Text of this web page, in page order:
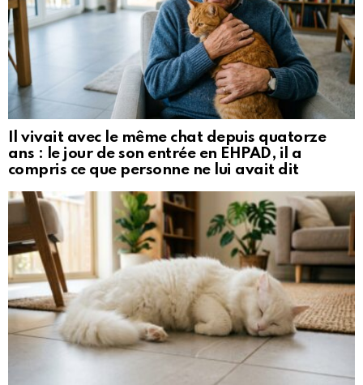
Il vivait avec le même chat depuis quatorze
ans : le jour de son entrée en EHPAD, il a
compris ce que personne ne lui avait dit